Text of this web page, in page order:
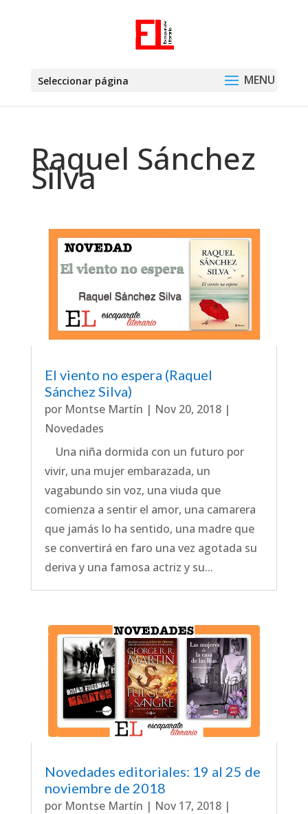
Seleccionar página
Raquel Sánchez
Silva
El viento no espera (Raquel
Sánchez Silva)
por Montse Martín | Nov 20, 2018|
Novedades
Una niña dormida con un futuro por
vivir, una mujer embarazada, un
vagabundo sin voz, una viuda que
comienza a sentir el amor, una camarera
que jamás lo ha sentido, una madre que
se convertirá en faro una vez agotada su
deriva y una famosa actriz y su...
Novedades editoriales: 19 al 25 de
noviembre de 2018
por Montse Martín | Nov 17, 2018|